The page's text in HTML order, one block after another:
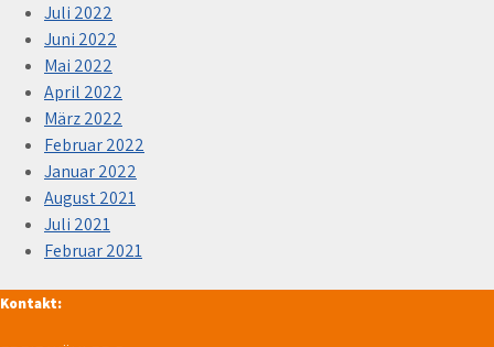
Juli 2022
Juni 2022
Mai 2022
April 2022
März 2022
Februar 2022
Januar 2022
August 2021
Juli 2021
Februar 2021
Kontakt: